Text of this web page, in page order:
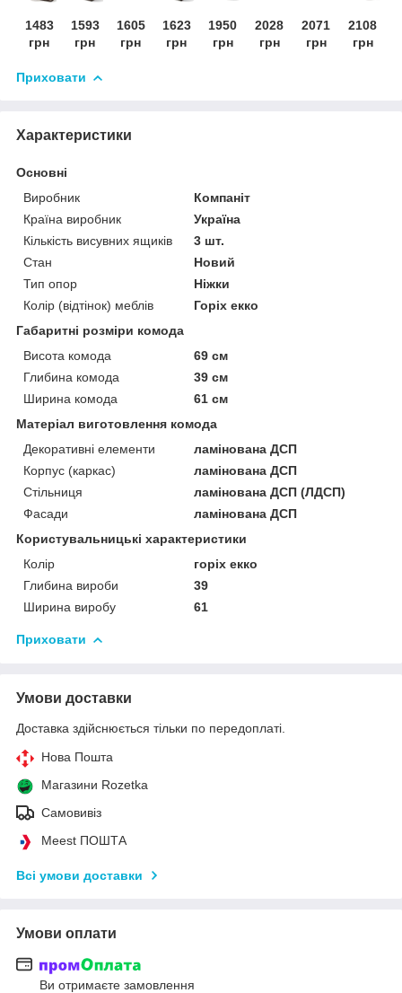
1483
грн
1593
грн
1605
грн
1623
грн
1950
грн
2028
грн
2071
грн
2108
грн
Приховати
Характеристики
Основні
Виробник
Компаніт
Країна виробник
Україна
Кількість висувних ящиків
3 шт.
Стан
Новий
Тип опор
Ніжки
Колір (відтінок) меблів
Горіх екко
Габаритні розміри комода
Висота комода
69 см
Глибина комода
39 см
Ширина комода
61 см
Матеріал виготовлення комода
Декоративні елементи
ламінована ДСП
Корпус (каркас)
ламінована ДСП
Стільниця
ламінована ДСП (ЛДСП)
Фасади
ламінована ДСП
Користувальницькі характеристики
Колір
горіх екко
Глибина вироби
39
Ширина виробу
61
Приховати
Умови доставки
Доставка здійснюється тільки по передоплаті.
Нова Пошта
Магазини Rozetka
Самовивіз
Meest ПОШТА
Всі умови доставки
Умови оплати
Ви отримаєте замовлення